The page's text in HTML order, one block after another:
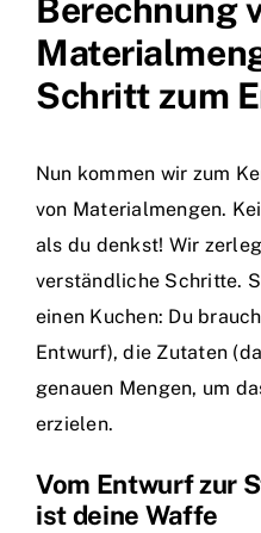
Berechnung
Schritt zum
Nun kommen wir zum
von Materialmengen.
als du denkst! Wir
verständliche Schritte.
einen Kuchen: Du
Entwurf), die Zutaten
genauen Mengen, um
erzielen.
Vom Entwurf zur
ist deine Waffe